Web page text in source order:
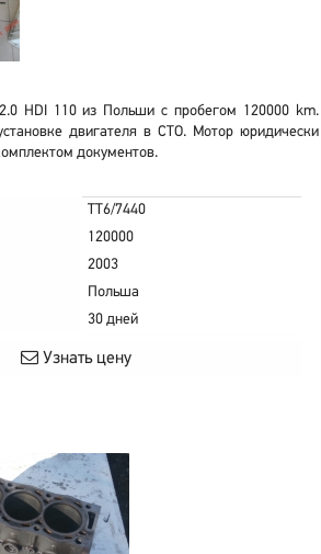
HDI 110 из Польши с пробегом 120000 km.
двигателя в СТО. Мотор юридически
документов.
TT6/7440
120000
2003
Польша
30 дней
Узнать цену